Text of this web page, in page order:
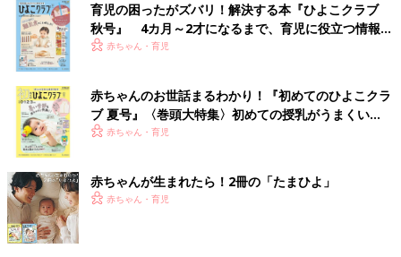
育児の困ったがズバリ！解決する本『ひよこクラブ
秋号』 4カ月～2才になるまで、育児に役立つ情報が
いっぱい！
赤ちゃん・育児
赤ちゃんのお世話まるわかり！『初めてのひよこクラ
ブ 夏号』〈巻頭大特集〉初めての授乳がうまくい
く！ おっぱい・ミルクの基本と夏のトラブル 解決テ
赤ちゃん・育児
赤ちゃんが生まれたら！2冊の「たまひよ」
赤ちゃん・育児